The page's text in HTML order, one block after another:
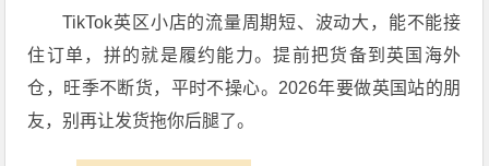
TikTok英区小店的流量周期短、波动大，能不能接
住订单，拼的就是履约能力。提前把货备到英国海外
仓，旺季不断货，平时不操心。2026年要做英国站的朋
友，别再让发货拖你后腿了。